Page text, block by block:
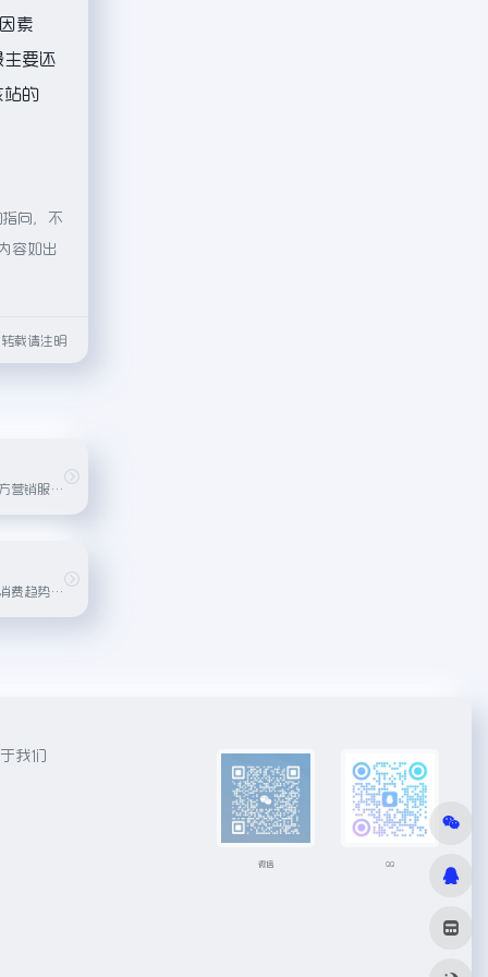
素
要还
站的
向，不
容如出
载请注明
抖音集团旗下的官方营销服务品牌,整合了今日头条、抖音、西瓜视频等营销资源的广告投放平台,了解今日头条推广,抖音广告投放,抖音推广,抖音广告,抖音推广平台,帮您高效达成营销推广...
巨量引擎旗下内容消费趋势洞察品牌。基于今日头条、抖音、西瓜视频等生态的内容和数据，巨量算数将数据进行整合，并抽象成具体的算数指数、算数榜单、创作指南、行业指南等数据分...
我们
微信 QQ